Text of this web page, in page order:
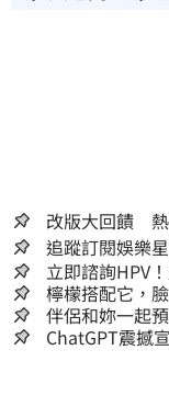
改版大回饋 熱
追蹤訂閱娛樂
立即諮詢HPV
嫌晚！
檸檬搭配它，
伴侶和妳一起
ChatGPT震撼